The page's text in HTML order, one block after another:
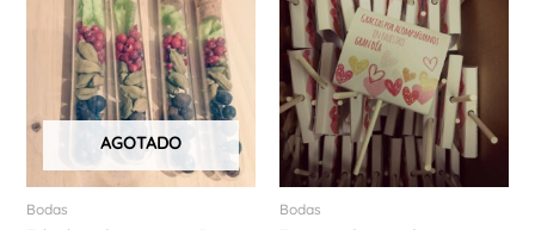
AGOTADO
Bodas Bodas